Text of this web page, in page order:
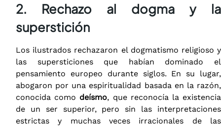
2. Rechazo al dogma y la
superstición
Los ilustrados rechazaron el dogmatismo religioso y
las supersticiones que habían dominado el
pensamiento europeo durante siglos. En su lugar,
abogaron por una espiritualidad basada en la razón,
conocida como deísmo, que reconocía la existencia
de un ser superior, pero sin las interpretaciones
estrictas y muchas veces irracionales de las